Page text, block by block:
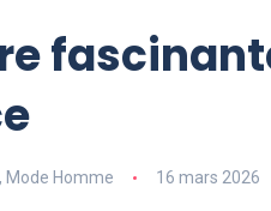
, Mode Homme 16 mars 2026